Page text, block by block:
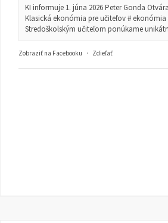
KI informuje 1. júna 2026 Peter Gonda
Klasická ekonómia pre učiteľov # ekonómia
Stredoškolským učiteľom ponúkame
Zobraziť na Facebooku · Zdieľať